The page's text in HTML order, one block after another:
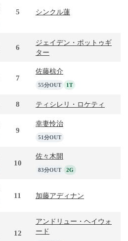
5 シンクル蓮
6
ジェイデン・ポットゥギ
ター
7
佐藤椋介
55分OUT 1T
8 ティシレリ・ロケティ
9
幸妻怜治
51分OUT
10
佐々木開
83分OUT 2G
11 加藤アディナン
12
アンドリュー・ヘイウォ
ード